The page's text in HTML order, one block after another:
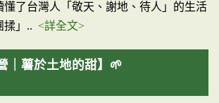
懂了台灣人「敬天、謝地、待人」的生活
揉」.. <詳全文>
｜薯於土地的甜】🌱